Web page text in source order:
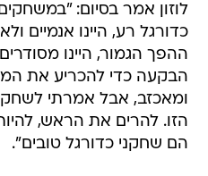
לוזון אמר בסיום:
כדורגל רע, היינו אנמיים
ההפך הגמור, היינו
הבקעה כדי להכריע את
ומאכזב, אבל אמרתי
הזו. להרים את הראש,
הם שחקני כדורגל טובים".